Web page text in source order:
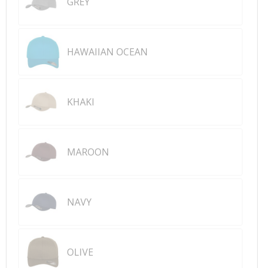
HAWAIIAN OCEAN
KHAKI
MAROON
NAVY
OLIVE